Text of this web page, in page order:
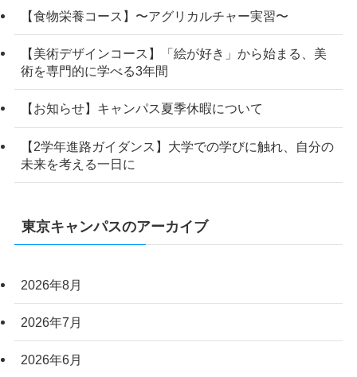
【食物栄養コース】〜アグリカルチャー実習〜
【美術デザインコース】「絵が好き」から始まる、美
術を専門的に学べる3年間
【お知らせ】キャンパス夏季休暇について
【2学年進路ガイダンス】大学での学びに触れ、自分の
未来を考える一日に
東京キャンパスのアーカイブ
2026年8月
2026年7月
2026年6月